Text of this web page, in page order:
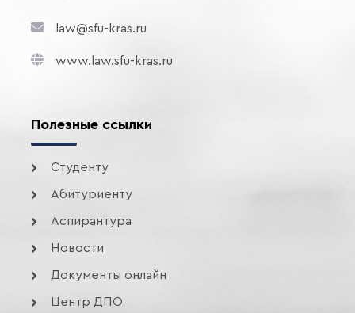
law@sfu-kras.ru
www.law.sfu-kras.ru
Полезные ссылки
Студенту
Абитуриенту
Аспирантура
Новости
Документы онлайн
Центр ДПО